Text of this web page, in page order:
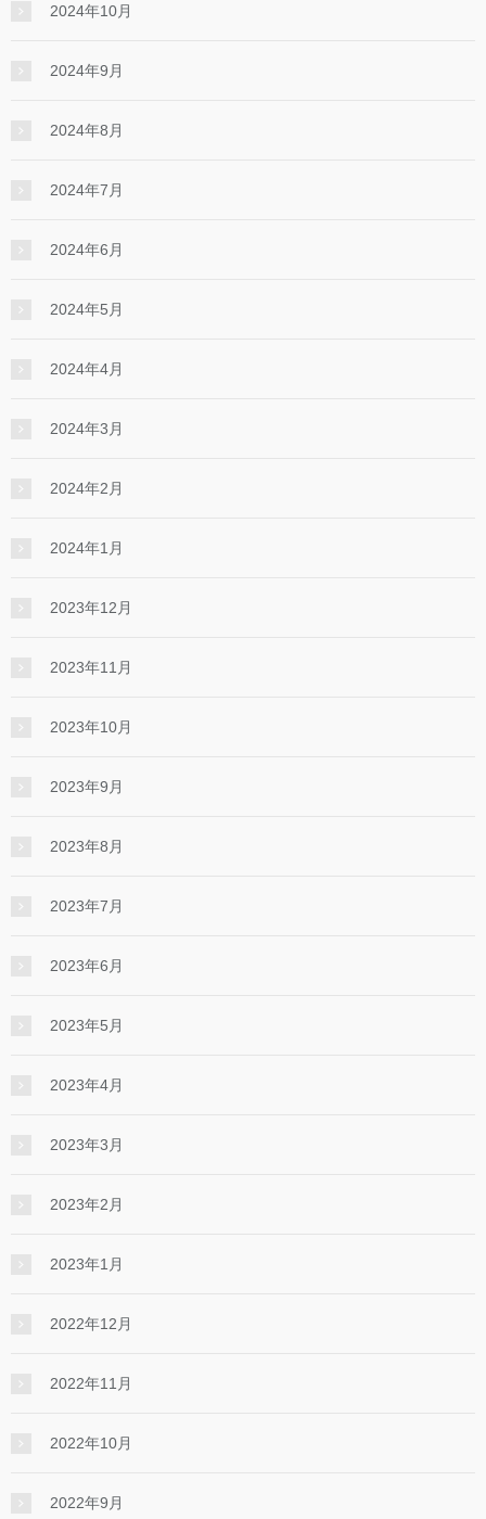
2024年10月
2024年9月
2024年8月
2024年7月
2024年6月
2024年5月
2024年4月
2024年3月
2024年2月
2024年1月
2023年12月
2023年11月
2023年10月
2023年9月
2023年8月
2023年7月
2023年6月
2023年5月
2023年4月
2023年3月
2023年2月
2023年1月
2022年12月
2022年11月
2022年10月
2022年9月